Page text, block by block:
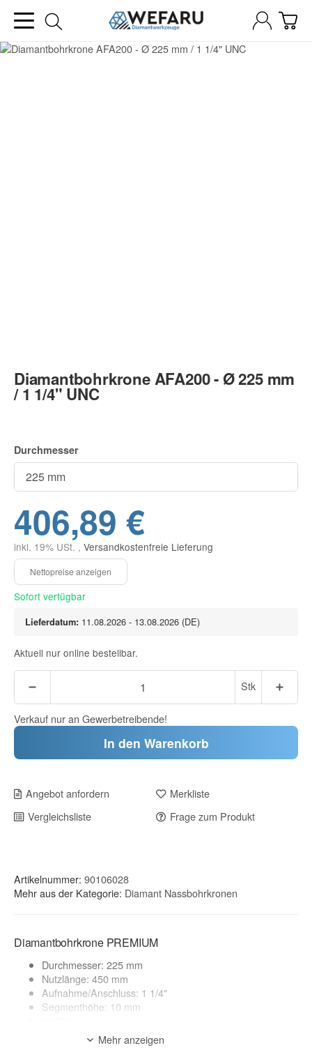
Diamantbohrkrone AFA200 - Ø 225 mm
/ 1 1/4" UNC
Durchmesser
406,89 €
inkl. 19% USt. , Versandkostenfreie Lieferung
Sofort verfügbar
Lieferdatum: 11.08.2026 - 13.08.2026 (DE)
Aktuell nur online bestellbar.
Stk
Verkauf nur an Gewerbetreibende!
In den Warenkorb
Angebot anfordern
Merkliste
Vergleichsliste
Frage zum Produkt
Artikelnummer: 90106028
Mehr aus der Kategorie: Diamant Nassbohrkronen
Diamantbohrkrone PREMIUM
Durchmesser: 225 mm
Nutzlänge: 450 mm
Aufnahme/Anschluss: 1 1/4"
Segmenthöhe: 10 mm
Made in Germany
geeignete Maschinen: Kernbohrgerät
Mehr anzeigen